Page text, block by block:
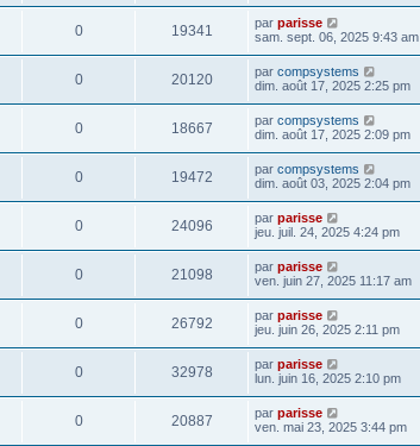
0 19341 par parisse
sam. sept. 06, 2025 9:43 am
0 20120 par compsystems
dim. août 17, 2025 2:25 pm
0 18667 par compsystems
dim. août 17, 2025 2:09 pm
0 19472 par compsystems
dim. août 03, 2025 2:04 pm
0 24096 par parisse
jeu. juil. 24, 2025 4:24 pm
0 21098 par parisse
ven. juin 27, 2025 11:17 am
0 26792 par parisse
jeu. juin 26, 2025 2:11 pm
0 32978 par parisse
lun. juin 16, 2025 2:10 pm
0 20887 par parisse
ven. mai 23, 2025 3:44 pm